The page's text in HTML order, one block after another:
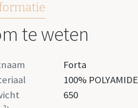
te weten
Forta
100% POLYAMIDE
650